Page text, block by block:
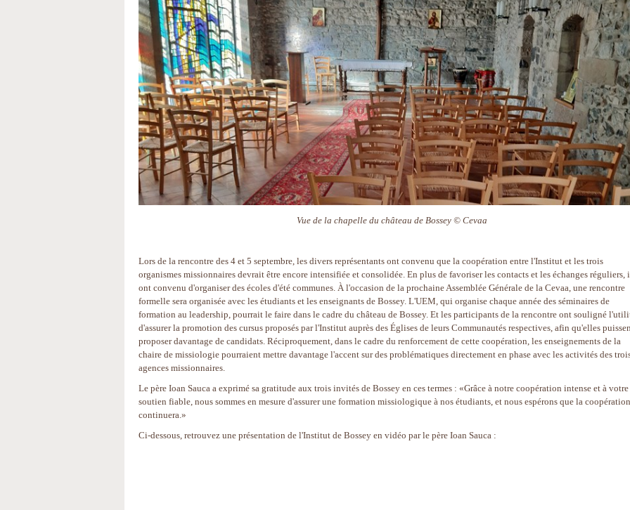
Vue de la chapelle du château de Bossey © Cevaa
Lors de la rencontre des 4 et 5 septembre, les divers représentants ont convenu que la coopération entre l'Institut et les trois
organismes missionnaires devrait être encore intensifiée et consolidée. En plus de favoriser les contacts et les échanges réguliers,
ont convenu d'organiser des écoles d'été communes. À l'occasion de la prochaine Assemblée Générale de la Cevaa, une rencontre
formelle sera organisée avec les étudiants et les enseignants de Bossey. L'UEM, qui organise chaque année des séminaires de
formation au leadership, pourrait le faire dans le cadre du château de Bossey. Et les participants de la rencontre ont souligné
d'assurer la promotion des cursus proposés par l'Institut auprès des Églises de leurs Communautés respectives, afin qu'elles
proposer davantage de candidats. Réciproquement, dans le cadre du renforcement de cette coopération, les enseignements de la
chaire de missiologie pourraient mettre davantage l'accent sur des problématiques directement en phase avec les activités des
agences missionnaires.
Le père Ioan Sauca a exprimé sa gratitude aux trois invités de Bossey en ces termes : «Grâce à notre coopération intense et à votre
soutien fiable, nous sommes en mesure d'assurer une formation missiologique à nos étudiants, et nous espérons que la coopération
continuera.»
Ci-dessous, retrouvez une présentation de l'Institut de Bossey en vidéo par le père Ioan Sauca :